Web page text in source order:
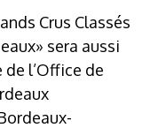
Crus Classés
sera aussi
l’Office de